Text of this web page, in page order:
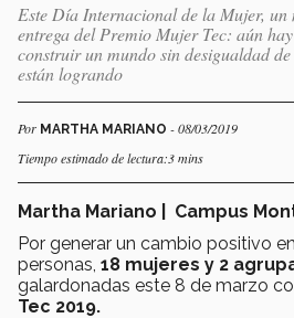
Este Día Internacional de la Mujer, un
entrega del Premio Mujer Tec: aún
construir un mundo sin desigualdad
están logrando
Por MARTHA MARIANO - 08/03/2019
Tiempo estimado de lectura:3 mins
Martha Mariano | Campus
Por generar un cambio positivo
personas, 18 mujeres y 2
galardonadas este 8 de marzo
Tec 2019.